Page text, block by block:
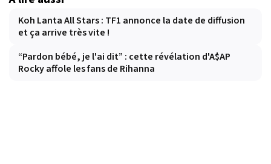
Koh Lanta All Stars : TF1 annonce la date de diffusion
et ça arrive très vite !
“Pardon bébé, je l'ai dit” : cette révélation d'A$AP
Rocky affole les fans de Rihanna